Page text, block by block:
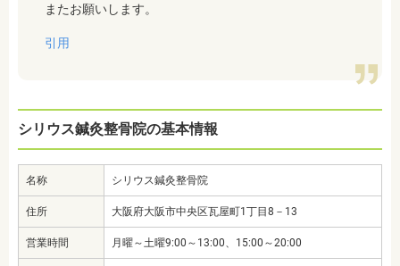
またお願いします。
引用
シリウス鍼灸整骨院の基本情報
名称 シリウス鍼灸整骨院
住所 大阪府大阪市中央区瓦屋町1丁目8－13
営業時間 月曜～土曜9:00～13:00、15:00～20:00